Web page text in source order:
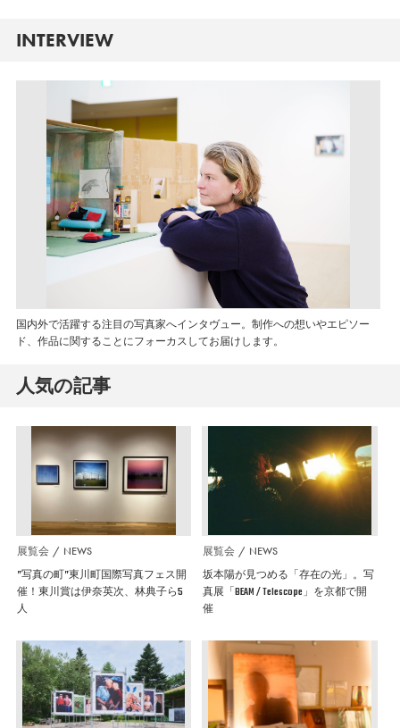
INTERVIEW
国内外で活躍する注目の写真家へインタヴュー。制作への想いやエピソー
ド、作品に関することにフォーカスしてお届けします。
人気の記事
展覧会 NEWS
”写真の町”東川町国際写真フェス開
催！東川賞は伊奈英次、林典子ら5
人
展覧会 NEWS
坂本陽が見つめる「存在の光」。写
真展「BEAM / Telescope」を京都で開
催